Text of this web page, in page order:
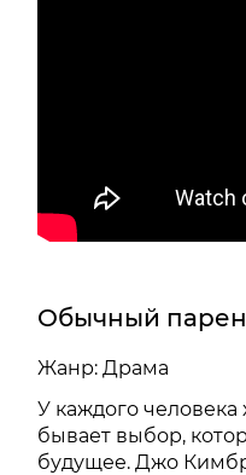
Обычный
Жанр: Драма
У каждого
бывает выбор,
будущее. Джо